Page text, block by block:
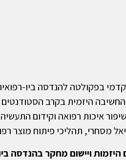
בפקולטה להנדסה ביו-
היזמית בקרב
איכות רפואה וקידום
מסחרי, תהליכי פיתוח מוצר
ויישום מחקר בהנדסה